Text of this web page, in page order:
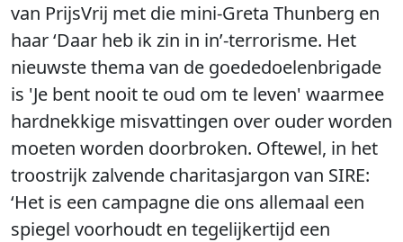
van PrijsVrij met die mini-Greta Thunberg en
haar ‘Daar heb ik zin in in’-terrorisme. Het
nieuwste thema van de goededoelenbrigade
is 'Je bent nooit te oud om te leven' waarmee
hardnekkige misvattingen over ouder worden
moeten worden doorbroken. Oftewel, in het
troostrijk zalvende charitasjargon van SIRE:
‘Het is een campagne die ons allemaal een
spiegel voorhoudt en tegelijkertijd een